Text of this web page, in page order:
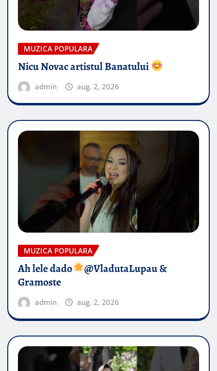
MUZICA POPULARA
Nicu Novac artistul Banatului
admin aug. 2, 2026
MUZICA POPULARA
Ah lele dado​
@VladutaLupau &
Gramoste
admin aug. 2, 2026